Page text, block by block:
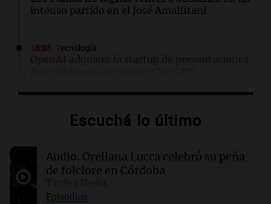
intenso partido en el José Amalfitani
18:03 Tecnología
OpenAI adquiere la startup de presentaciones
Google redefine cómo nombra a los grupos de
18:00 Sociedad
Quiniela vespertina: conocé los números
ganadores de hoy sábado 8 de agosto.
Escuchá lo último
Audio. Orellana Lucca celebró su peña
de folclore en Córdoba
Episodios